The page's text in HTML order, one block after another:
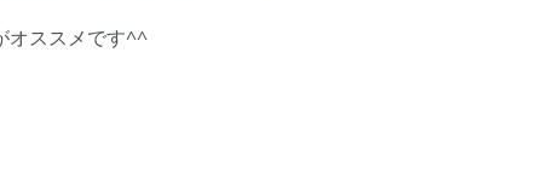
オススメです^^